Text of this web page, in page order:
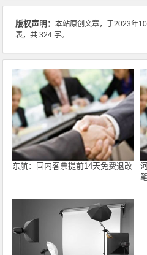
版权声明：本站原创文章，于2023年
表，共 324 字。
东航：国内客票提前14天免费退改